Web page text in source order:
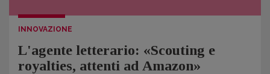
INNOVAZIONE
L'agente letterario: «Scouting e
royalties, attenti ad Amazon»